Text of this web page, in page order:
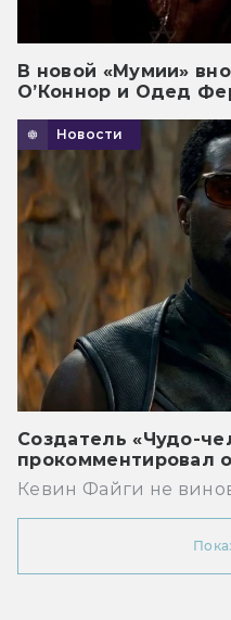
В новой «Мумии»
О’Коннор и Одед
Новости
Создатель «Чудо-
прокомментировал
Кевин Файги не